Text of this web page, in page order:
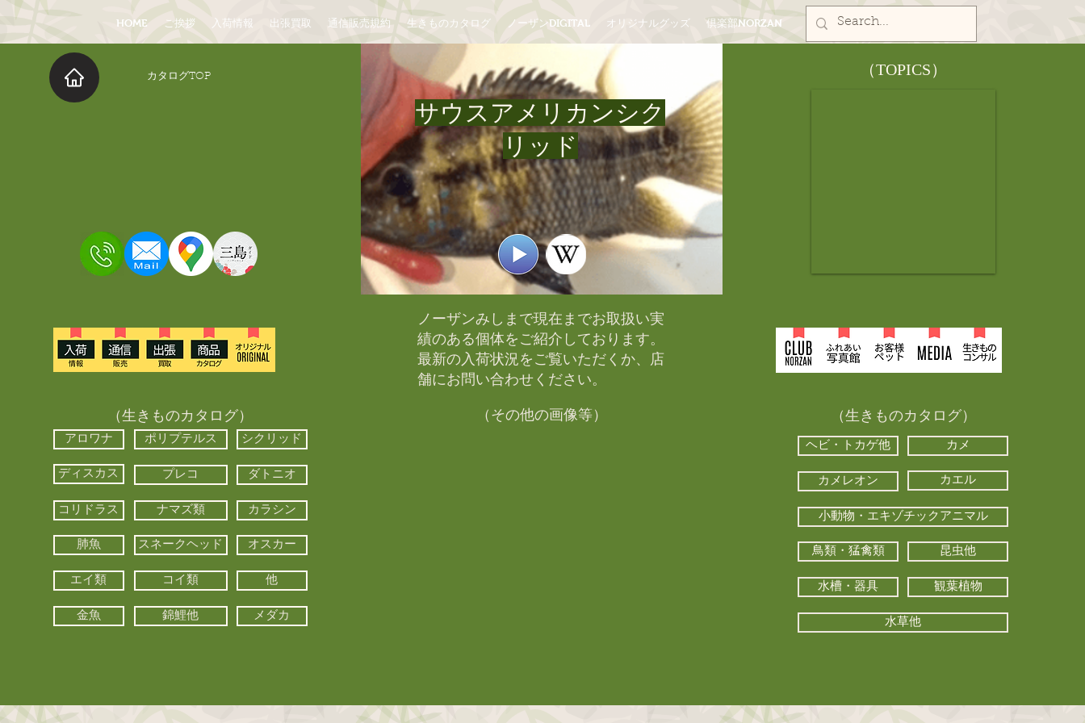
HOME ご挨拶 入荷情報 出張買取 通信販売規約 生きものカタログ ノーザンDIGITAL オリジナルグッズ 倶楽部NORZAN
​カタログTOP
サウスアメリカンシク
リッド
​（TOPICS）
（生きものカタログ）
アロワナ ポリプテルス シクリッド
ディスカス プレコ ダトニオ
コリドラス ナマズ類 カラシン
肺魚 スネークヘッド オスカー
エイ類 コイ類 他
金魚 錦鯉他 メダカ
ノーザンみしまで現在までお取扱い実
績のある個体をご紹介しております。​
最新の入荷状況をご覧いただくか、店
舗にお問い合わせください。​
（その他の画像等） （生きものカタログ）
ヘビ・トカゲ他 カメ
カメレオン カエル
小動物・エキゾチックアニマル
鳥類・猛禽類 昆虫他
水槽・器具 観葉植物
水草他